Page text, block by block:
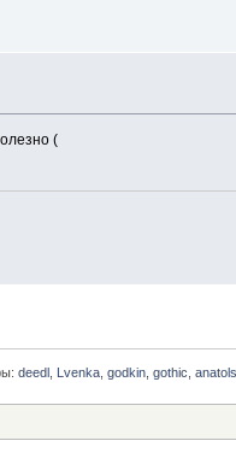
(
deedl Lvenka ,godkin ,gothic ,anatols